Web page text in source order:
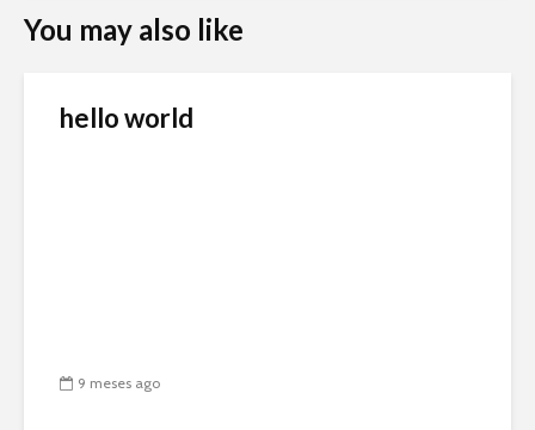
You may also like
hello world
9 meses ago